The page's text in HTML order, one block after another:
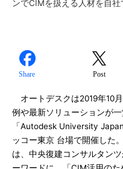
ンでCIMを扱える人材を自社
Share Post
オートデスクは2019年10
例や最新ソリューションが
「Autodesk University
ッコー東京 台場で開催した
は、中央復建コンサルタン